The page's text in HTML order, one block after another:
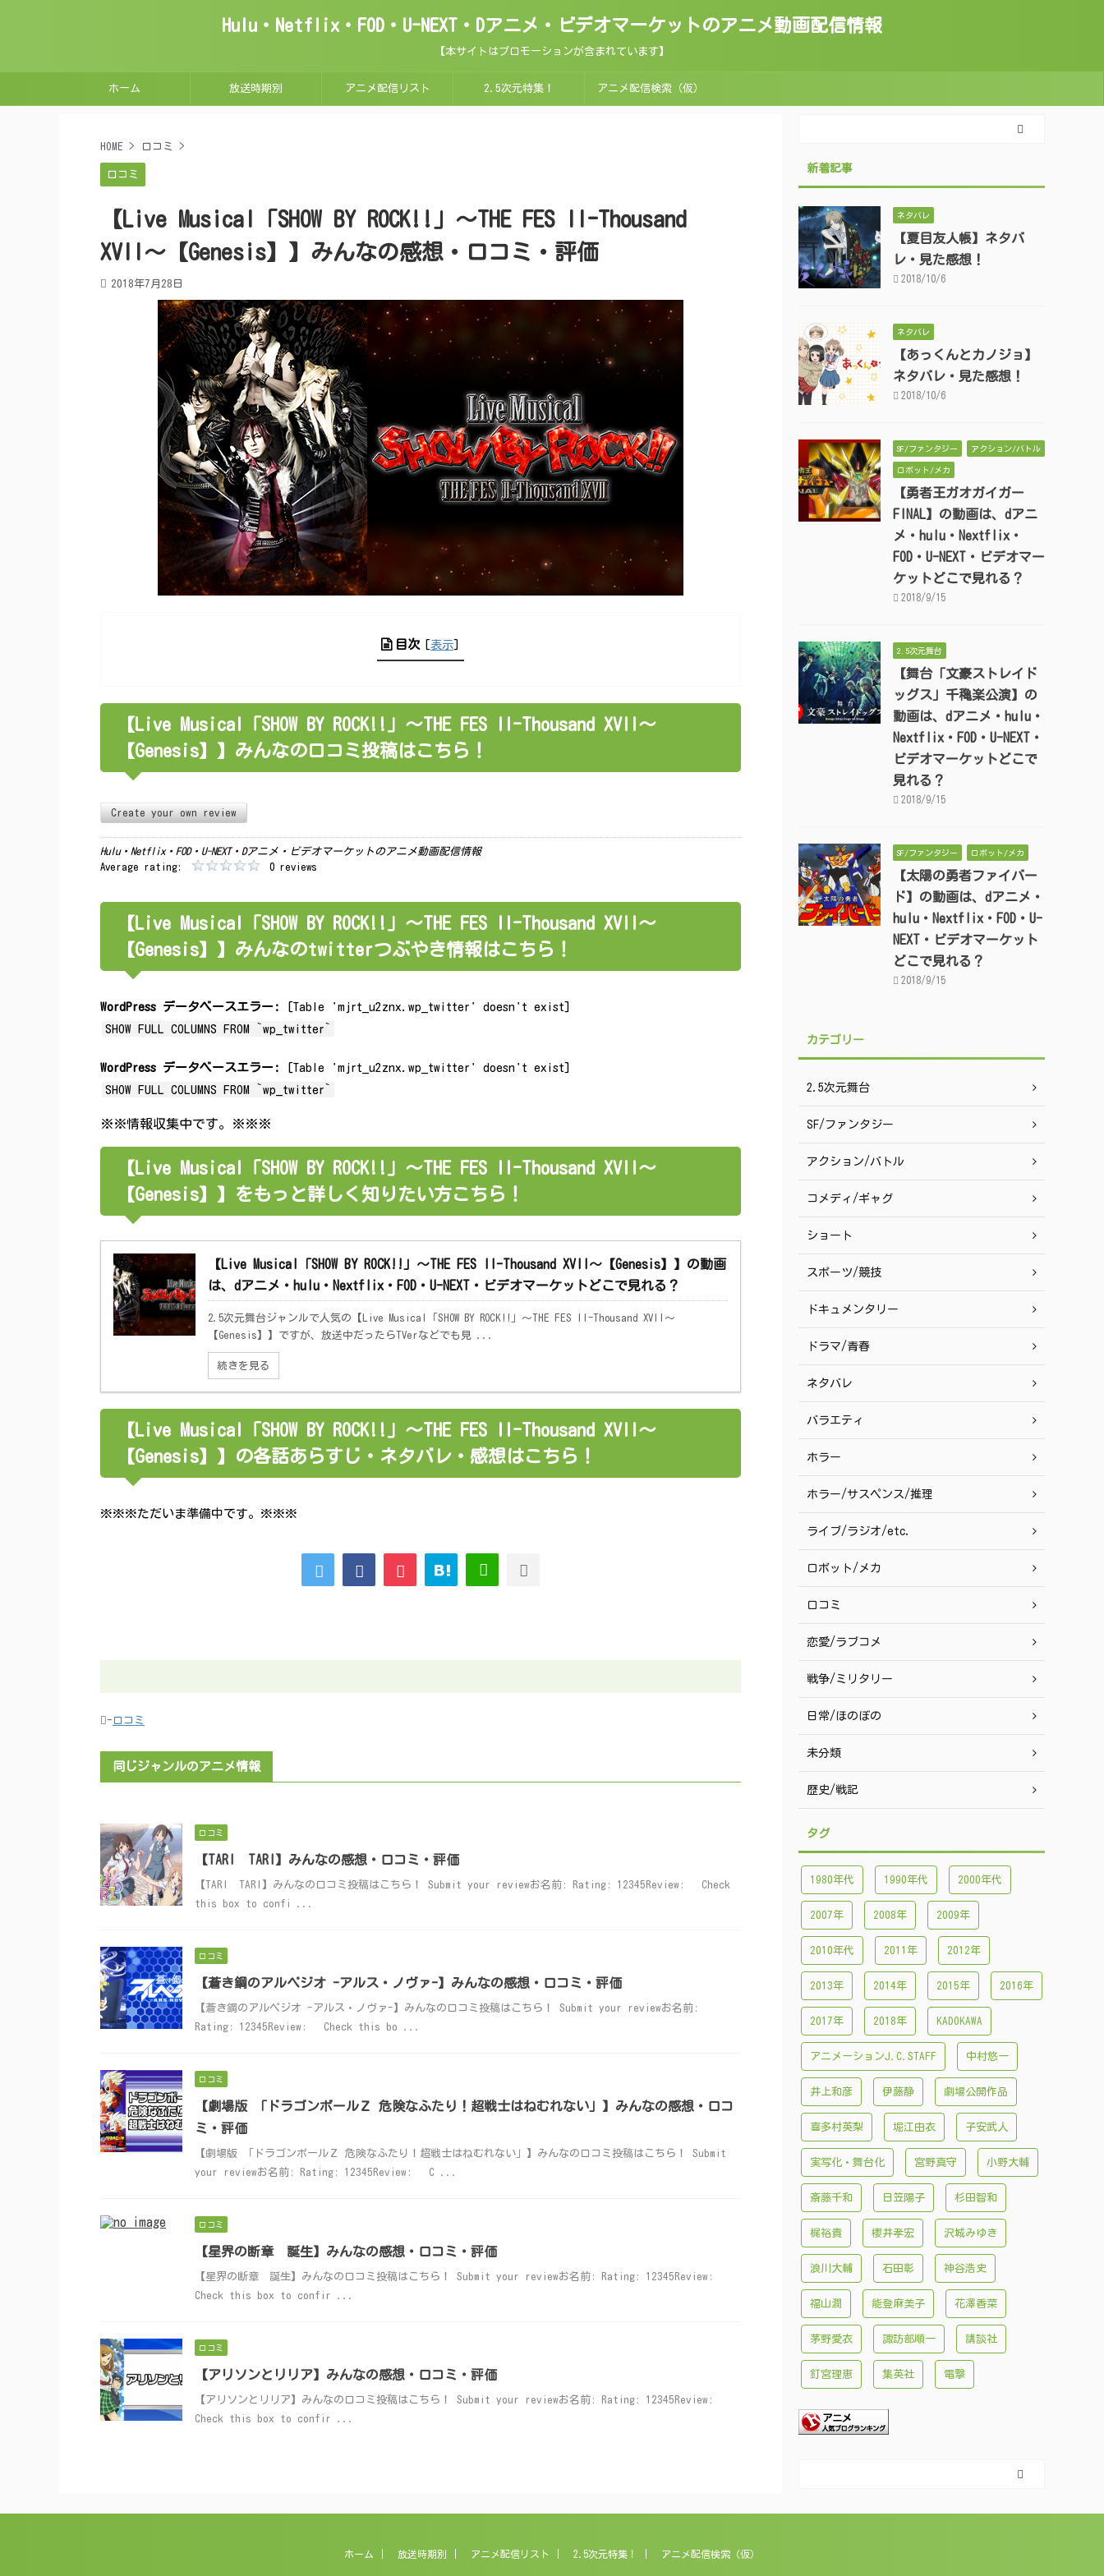
Hulu・Netflix・FOD・U-NEXT・Dアニメ・ビデオマーケットのアニメ動画配信情報
【本サイトはプロモーションが含まれています】
ホーム 放送時期別 アニメ配信リスト 2.5次元特集！ アニメ配信検索（仮）
HOME > 口コミ >
口コミ
【Live Musical「SHOW BY ROCK!!」～THE FES II-Thousand
XVII～【Genesis】】みんなの感想・口コミ・評価
2018年7月28日
目次 [表示]
【Live Musical「SHOW BY ROCK!!」～THE FES II-Thousand XVII～
【Genesis】】みんなの口コミ投稿はこちら！
Create your own review
Hulu・Netflix・FOD・U-NEXT・Dアニメ・ビデオマーケットのアニメ動画配信情報
Average rating:
0 reviews
【Live Musical「SHOW BY ROCK!!」～THE FES II-Thousand XVII～
【Genesis】】みんなのtwitterつぶやき情報はこちら！
WordPress データベースエラー:
[Table 'mjrt_u2znx.wp_twitter' doesn't exist]
SHOW FULL COLUMNS FROM `wp_twitter`
WordPress データベースエラー:
[Table 'mjrt_u2znx.wp_twitter' doesn't exist]
SHOW FULL COLUMNS FROM `wp_twitter`
※※情報収集中です。※※※
【Live Musical「SHOW BY ROCK!!」～THE FES II-Thousand XVII～
【Genesis】】をもっと詳しく知りたい方こちら！
【Live Musical「SHOW BY ROCK!!」～THE FES II-Thousand XVII～【Genesis】】の動画
は、dアニメ・hulu・Nextflix・FOD・U-NEXT・ビデオマーケットどこで見れる？
2.5次元舞台ジャンルで人気の【Live Musical「SHOW BY ROCK!!」～THE FES II-Thousand XVII～
【Genesis】】ですが、放送中だったらTVerなどでも見 ...
続きを見る
【Live Musical「SHOW BY ROCK!!」～THE FES II-Thousand XVII～
【Genesis】】の各話あらすじ・ネタバレ・感想はこちら！
※※※ただいま準備中です。※※※
- 口コミ
同じジャンルのアニメ情報
口コミ
【TARI TARI】みんなの感想・口コミ・評価
【TARI TARI】みんなの口コミ投稿はこちら！ Submit your reviewお名前: Rating: 12345Review: Check
this box to confi ...
口コミ
【蒼き鋼のアルペジオ -アルス・ノヴァ-】みんなの感想・口コミ・評価
【蒼き鋼のアルペジオ -アルス・ノヴァ-】みんなの口コミ投稿はこちら！ Submit your reviewお名前:
Rating: 12345Review: Check this bo ...
口コミ
【劇場版 「ドラゴンボールＺ 危険なふたり！超戦士はねむれない」】みんなの感想・口コ
ミ・評価
【劇場版 「ドラゴンボールＺ 危険なふたり！超戦士はねむれない」】みんなの口コミ投稿はこちら！ Submit
your reviewお名前: Rating: 12345Review: C ...
口コミ
【星界の断章 誕生】みんなの感想・口コミ・評価
【星界の断章 誕生】みんなの口コミ投稿はこちら！ Submit your reviewお名前: Rating: 12345Review:
Check this box to confir ...
口コミ
【アリソンとリリア】みんなの感想・口コミ・評価
【アリソンとリリア】みんなの口コミ投稿はこちら！ Submit your reviewお名前: Rating: 12345Review:
Check this box to confir ...
新着記事
ネタバレ
【夏目友人帳】ネタバ
レ・見た感想！
2018/10/6
ネタバレ
【あっくんとカノジョ】
ネタバレ・見た感想！
2018/10/6
SF/ファンタジー アクション/バトル
ロボット/メカ
【勇者王ガオガイガー
FINAL】の動画は、dアニ
メ・hulu・Nextflix・
FOD・U-NEXT・ビデオマー
ケットどこで見れる？
2018/9/15
2.5次元舞台
【舞台「文豪ストレイド
ッグス」千穐楽公演】の
動画は、dアニメ・hulu・
Nextflix・FOD・U-NEXT・
ビデオマーケットどこで
見れる？
2018/9/15
SF/ファンタジー ロボット/メカ
【太陽の勇者ファイバー
ド】の動画は、dアニメ・
hulu・Nextflix・FOD・U-
NEXT・ビデオマーケット
どこで見れる？
2018/9/15
カテゴリー
2.5次元舞台
SF/ファンタジー
アクション/バトル
コメディ/ギャグ
ショート
スポーツ/競技
ドキュメンタリー
ドラマ/青春
ネタバレ
バラエティ
ホラー
ホラー/サスペンス/推理
ライブ/ラジオ/etc.
ロボット/メカ
口コミ
恋愛/ラブコメ
戦争/ミリタリー
日常/ほのぼの
未分類
歴史/戦記
タグ
1980年代 1990年代 2000年代
2007年 2008年 2009年
2010年代 2011年 2012年
2013年 2014年 2015年 2016年
2017年 2018年 KADOKAWA
アニメーションJ.C.STAFF 中村悠一
井上和彦 伊藤静 劇場公開作品
喜多村英梨 堀江由衣 子安武人
実写化・舞台化 宮野真守 小野大輔
斎藤千和 日笠陽子 杉田智和
梶裕貴 櫻井孝宏 沢城みゆき
浪川大輔 石田彰 神谷浩史
福山潤 能登麻美子 花澤香菜
茅野愛衣 諏訪部順一 講談社
釘宮理恵 集英社 電撃
ホーム 放送時期別 アニメ配信リスト 2.5次元特集！ アニメ配信検索（仮）